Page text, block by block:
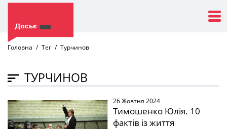
Головна Тег Турчинов
ТУРЧИНОВ
" /> 26 Жовтня 2024
Тимошенко Юлія. 10
фактів із життя